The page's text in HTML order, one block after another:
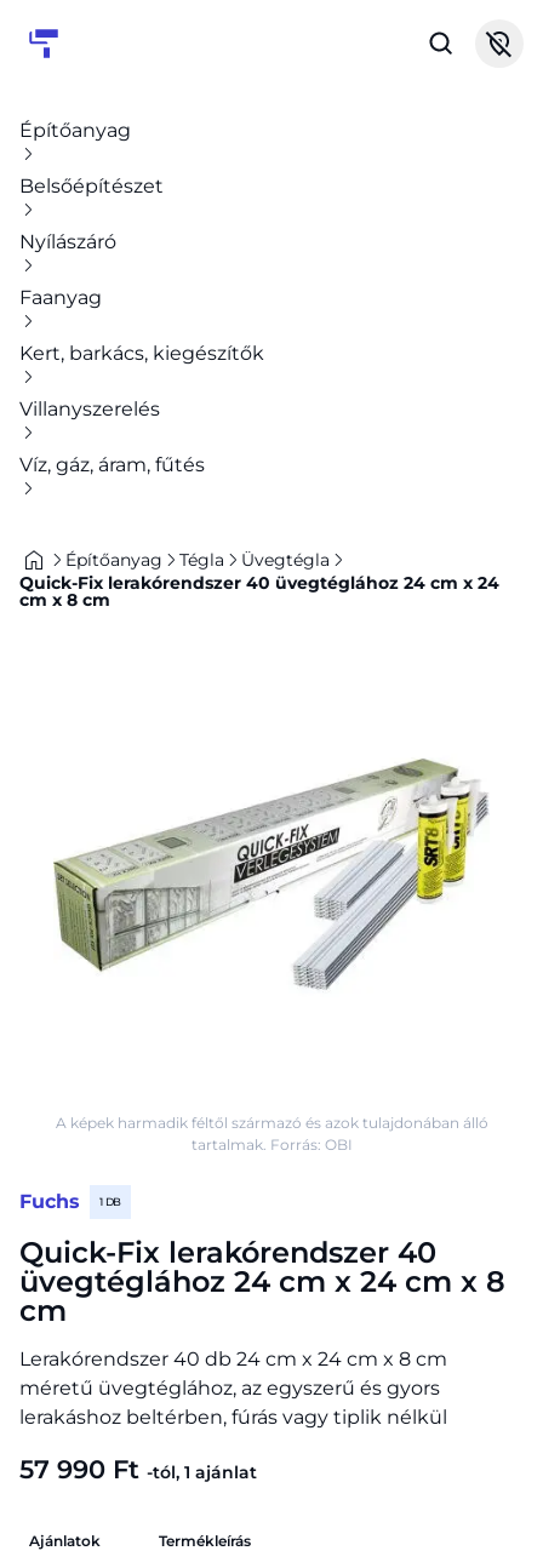
Építőanyag
Belsőépítészet
Nyílászáró
Faanyag
Kert, barkács, kiegészítők
Villanyszerelés
Víz, gáz, áram, fűtés
Építőanyag Tégla
Üvegtégla
Quick-Fix lerakórendszer 40 üvegtéglához 24 cm x 24
cm x 8 cm
Fuchs 1 DB
Quick-Fix lerakórendszer 40
üvegtéglához 24 cm x 24 cm x 8
cm
Lerakórendszer 40 db 24 cm x 24 cm x 8 cm
méretű üvegtéglához, az egyszerű és gyors
lerakáshoz beltérben, fúrás vagy tiplik nélkül
57 990 Ft -tól, 1 ajánlat
A képek harmadik féltől származó és azok tulajdonában álló
tartalmak. Forrás: OBI
Ajánlatok Termékleírás